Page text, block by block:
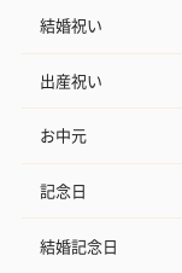
結婚祝い
出産祝い
お中元
記念日
結婚記念日